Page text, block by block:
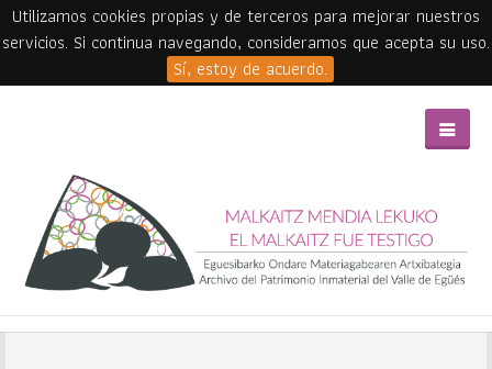
Utilizamos cookies propias y de terceros para mejorar nuestros
servicios. Si continua navegando, consideramos que acepta su uso.
Sí, estoy de acuerdo.